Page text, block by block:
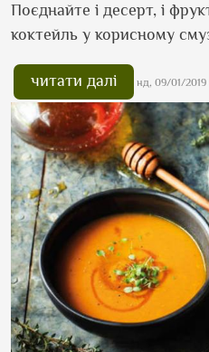
Поєднайте і десерт, і
коктейль у корисному
читати далі нд, 09/01/2019